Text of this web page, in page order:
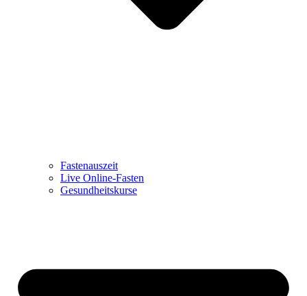
Fastenauszeit
Live Online-Fasten
Gesundheitskurse